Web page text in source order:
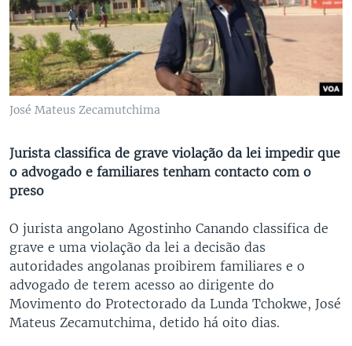
José Mateus Zecamutchima
Jurista classifica de grave violação da lei impedir que
o advogado e familiares tenham contacto com o
preso
O jurista angolano Agostinho Canando classifica de
grave e uma violação da lei a decisão das
autoridades angolanas proibirem familiares e o
advogado de terem acesso ao dirigente do
Movimento do Protectorado da Lunda Tchokwe, José
Mateus Zecamutchima, detido há oito dias.